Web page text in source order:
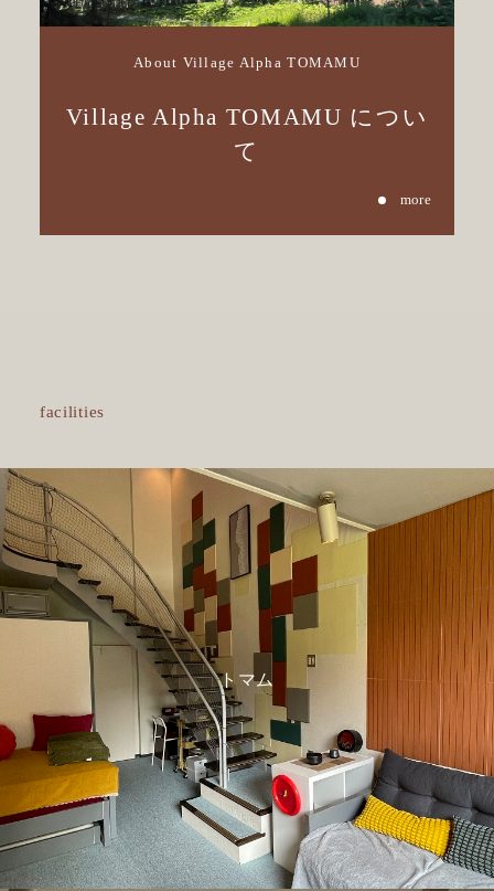
About Village Alpha TOMAMU
Village Alpha TOMAMU につい
て
facilities
トマム